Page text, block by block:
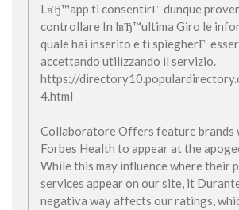
LвЂ™app ti consentirГ dunque
controllare In lвЂ™ultima Giro le
quale hai inserito e ti spiegherГ
accettando utilizzando il servizio.
https://
4.html
Collaboratore Offers feature brands
Forbes Health to appear at the
While this may influence where their
services appear on our site, it
negativa way affects our ratings,